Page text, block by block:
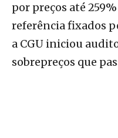
por preços até
referência fixados
a CGU iniciou
sobrepreços que